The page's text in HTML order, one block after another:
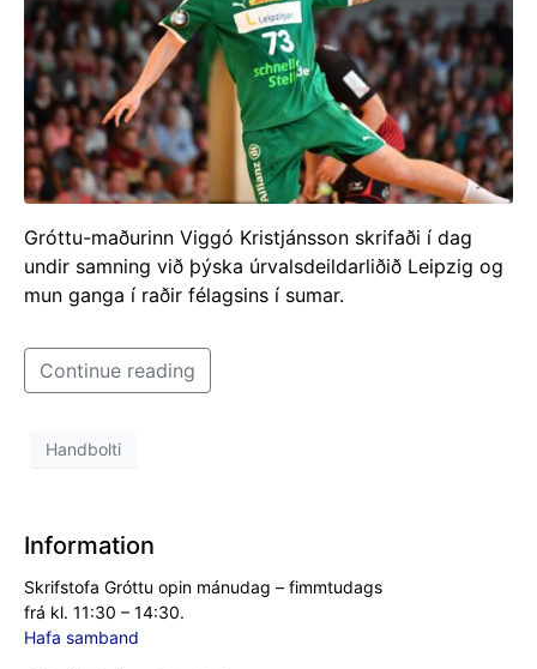
Gróttu-maðurinn Viggó Kristjánsson skrifaði í dag
undir samning við þýska úrvalsdeildarliðið Leipzig og
mun ganga í raðir félagsins í sumar.
Continue reading
Handbolti
Information
Skrifstofa Gróttu opin mánudag – fimmtudags
frá kl. 11:30 – 14:30.
Hafa samband